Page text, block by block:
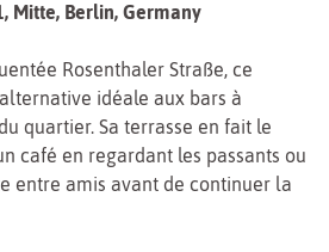
Mitte, Berlin, Germany
Rosenthaler Straße, ce
idéale aux bars à
quartier. Sa terrasse en fait le
café en regardant les passants ou
entre amis avant de continuer la